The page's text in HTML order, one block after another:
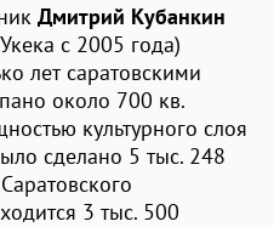
Дмитрий Кубанкин
с 2005 года)
лет саратовскими
около 700 кв.
культурного слоя
сделано 5 тыс. 248
3 тыс. 500